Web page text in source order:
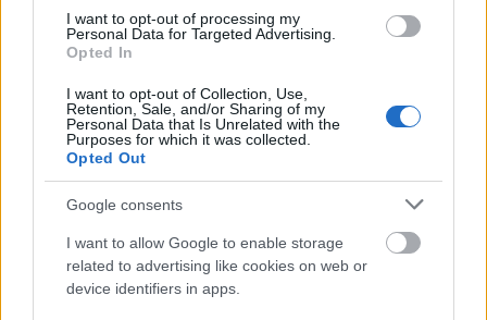
I want to opt-out of processing my
Personal Data for Targeted Advertising.
Opted In
I want to opt-out of Collection, Use,
Retention, Sale, and/or Sharing of my
Personal Data that Is Unrelated with the
Purposes for which it was collected.
Opted Out
Google consents
I want to allow Google to enable storage
related to advertising like cookies on web or
device identifiers in apps.
Címkék:festmény
Ajánlott bejegyzések: